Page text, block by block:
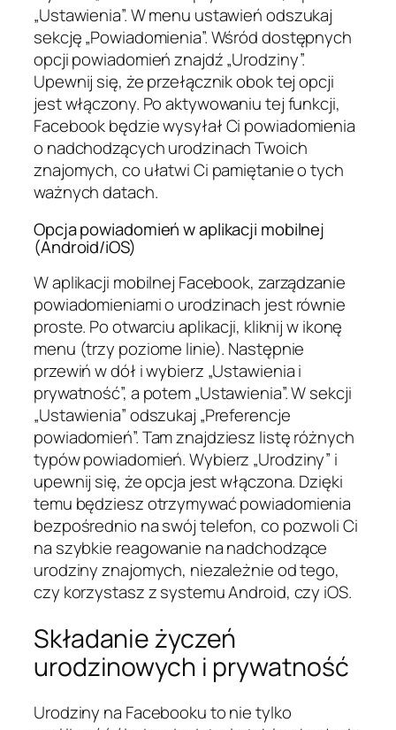
„Ustawienia”. W menu ustawień odszukaj
sekcję „Powiadomienia”. Wśród dostępnych
opcji powiadomień znajdź „Urodziny”.
Upewnij się, że przełącznik obok tej opcji
jest włączony. Po aktywowaniu tej funkcji,
Facebook będzie wysyłał Ci powiadomienia
o nadchodzących urodzinach Twoich
znajomych, co ułatwi Ci pamiętanie o tych
ważnych datach.
Opcja powiadomień w aplikacji mobilnej
(Android/iOS)
W aplikacji mobilnej Facebook, zarządzanie
powiadomieniami o urodzinach jest równie
proste. Po otwarciu aplikacji, kliknij w ikonę
menu (trzy poziome linie). Następnie
przewiń w dół i wybierz „Ustawienia i
prywatność”, a potem „Ustawienia”. W sekcji
„Ustawienia” odszukaj „Preferencje
powiadomień”. Tam znajdziesz listę różnych
typów powiadomień. Wybierz „Urodziny” i
upewnij się, że opcja jest włączona. Dzięki
temu będziesz otrzymywać powiadomienia
bezpośrednio na swój telefon, co pozwoli Ci
na szybkie reagowanie na nadchodzące
urodziny znajomych, niezależnie od tego,
czy korzystasz z systemu Android, czy iOS.
Składanie życzeń
urodzinowych i prywatność
Urodziny na Facebooku to nie tylko